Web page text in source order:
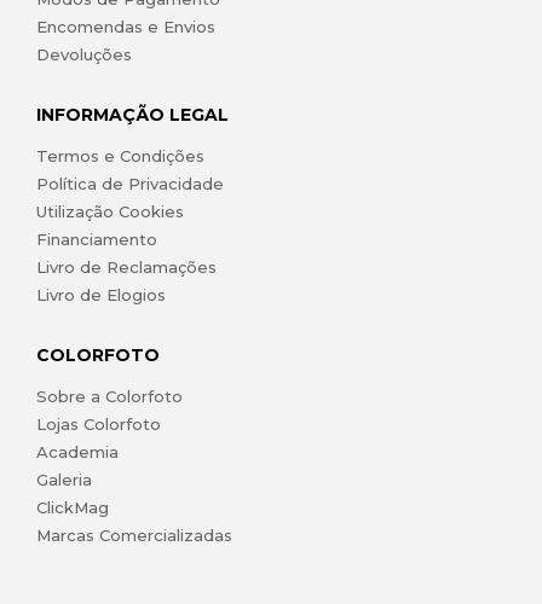
Encomendas e Envios
Devoluções
INFORMAÇÃO LEGAL
Termos e Condições
Política de Privacidade
Utilização Cookies
Financiamento
Livro de Reclamações
Livro de Elogios
COLORFOTO
Sobre a Colorfoto
Lojas Colorfoto
Academia
Galeria
ClickMag
Marcas Comercializadas